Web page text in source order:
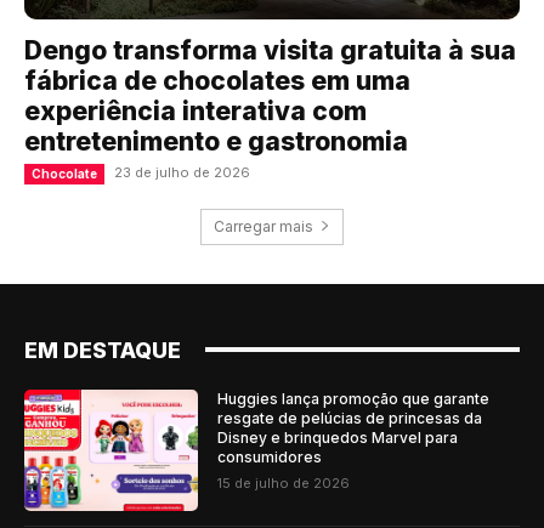
Dengo transforma visita gratuita à sua
fábrica de chocolates em uma
experiência interativa com
entretenimento e gastronomia
Chocolate 23 de julho de 2026
Carregar mais
EM DESTAQUE
Huggies lança promoção que garante
resgate de pelúcias de princesas da
Disney e brinquedos Marvel para
consumidores
15 de julho de 2026